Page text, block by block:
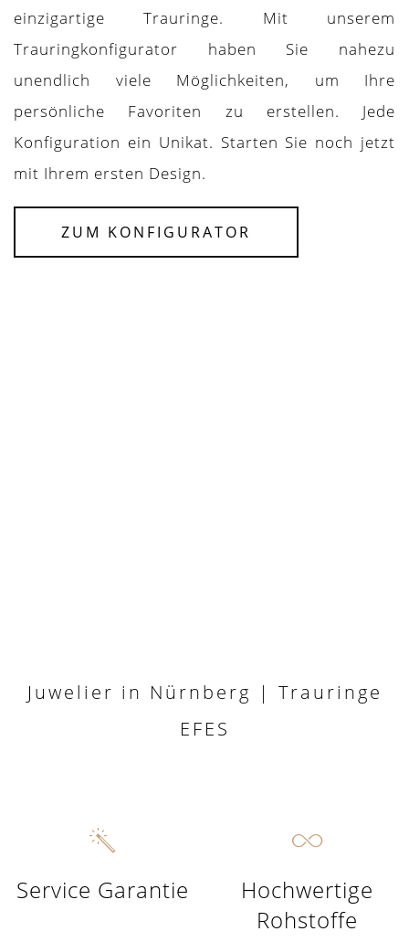
einzigartige Trauringe. Mit unserem
Trauringkonfigurator haben Sie nahezu
unendlich viele Möglichkeiten, um Ihre
persönliche Favoriten zu erstellen. Jede
Konfiguration ein Unikat. Starten Sie noch jetzt
mit Ihrem ersten Design.
ZUM KONFIGURATOR
Juwelier in Nürnberg | Trauringe
EFES
Service Garantie
Hochwertige
Rohstoffe